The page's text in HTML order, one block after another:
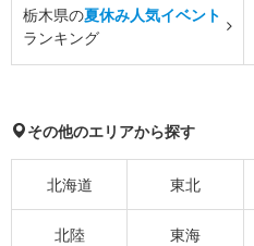
栃木県の夏休み人気イベント
ランキング
その他のエリアから探す
北海道 東北
北陸 東海